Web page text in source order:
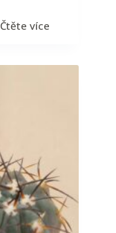
Čtěte více